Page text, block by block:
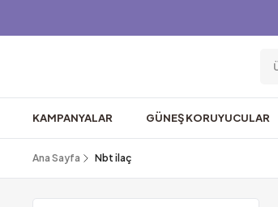
KAMPANYALAR GÜNEŞ KORUYUCULAR
Ana Sayfa Nbt ilaç